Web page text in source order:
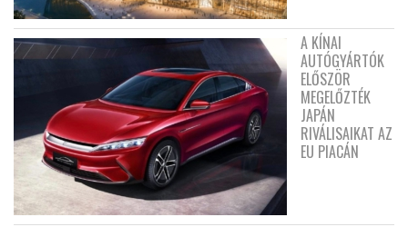
A KÍNAI
AUTÓGYÁRTÓK
ELŐSZÖR
MEGELŐZTÉK
JAPÁN
RIVÁLISAIKAT AZ
EU PIACÁN